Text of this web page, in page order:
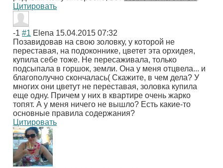
Цитировать
-1 #1 Elena 15.04.2015 07:32
Позавидовав на свою золовку, у которой не
переставая, на подоконнике, цветет эта орхидея,
купила себе тоже. Не пересаживала, только
подсыпала в горшок, земли. Она у меня отцвела... и
благополучно скончалась( Скажите, в чем дела? У
многих они цветут не переставая, золовка купила
еще одну. Причем у них в квартире очень жарко
топят. А у меня ничего не вышло? Есть какие-то
основные правила содержания?
Цитировать